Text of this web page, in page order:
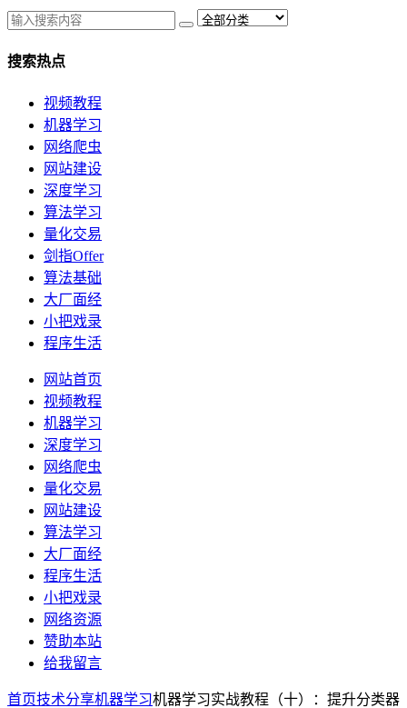
搜索热点
视频教程
机器学习
网络爬虫
网站建设
深度学习
算法学习
量化交易
剑指Offer
算法基础
大厂面经
小把戏录
程序生活
网站首页
视频教程
机器学习
深度学习
网络爬虫
量化交易
网站建设
算法学习
大厂面经
程序生活
小把戏录
网络资源
赞助本站
给我留言
首页技术分享机器学习机器学习实战教程（十）：提升分类器